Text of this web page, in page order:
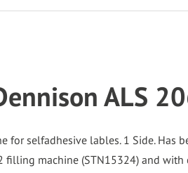
ALS
for selfadhesive lables. 1 Side. Has
filling machine (STN15324) and